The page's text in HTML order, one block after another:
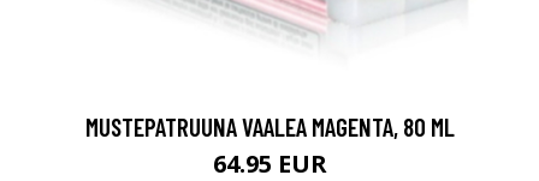
MUSTEPATRUUNA VAALEA MAGENTA, 80 ML
64.95 EUR